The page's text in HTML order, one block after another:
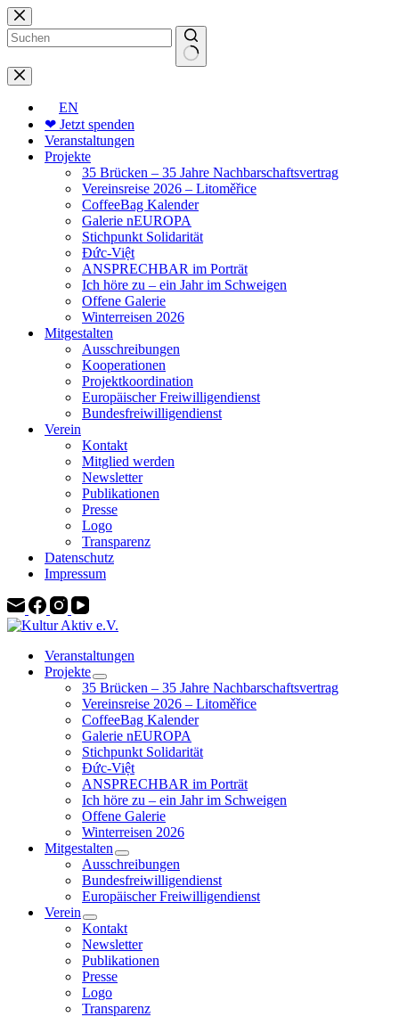
Zum
Inhalt
springen
Keine
Ergebnisse
EN
❤ Jetzt spenden
Veranstaltungen
Projekte
35 Brücken – 35 Jahre Nachbarschaftsvertrag
Vereinsreise 2026 – Litoměřice
CoffeeBag Kalender
Galerie nEUROPA
Stichpunkt Solidarität
Đức-Việt
ANSPRECHBAR im Porträt
Ich höre zu – ein Jahr im Schweigen
Offene Galerie
Winterreisen 2026
Mitgestalten
Ausschreibungen
Kooperationen
Projektkoordination
Europäischer Freiwilligendienst
Bundesfreiwilligendienst
Verein
Kontakt
Mitglied werden
Newsletter
Publikationen
Presse
Logo
Transparenz
Datenschutz
Impressum
Veranstaltungen
Projekte
35 Brücken – 35 Jahre Nachbarschaftsvertrag
Vereinsreise 2026 – Litoměřice
CoffeeBag Kalender
Galerie nEUROPA
Stichpunkt Solidarität
Đức-Việt
ANSPRECHBAR im Porträt
Ich höre zu – ein Jahr im Schweigen
Offene Galerie
Winterreisen 2026
Mitgestalten
Ausschreibungen
Bundesfreiwilligendienst
Europäischer Freiwilligendienst
Verein
Kontakt
Newsletter
Publikationen
Presse
Logo
Transparenz